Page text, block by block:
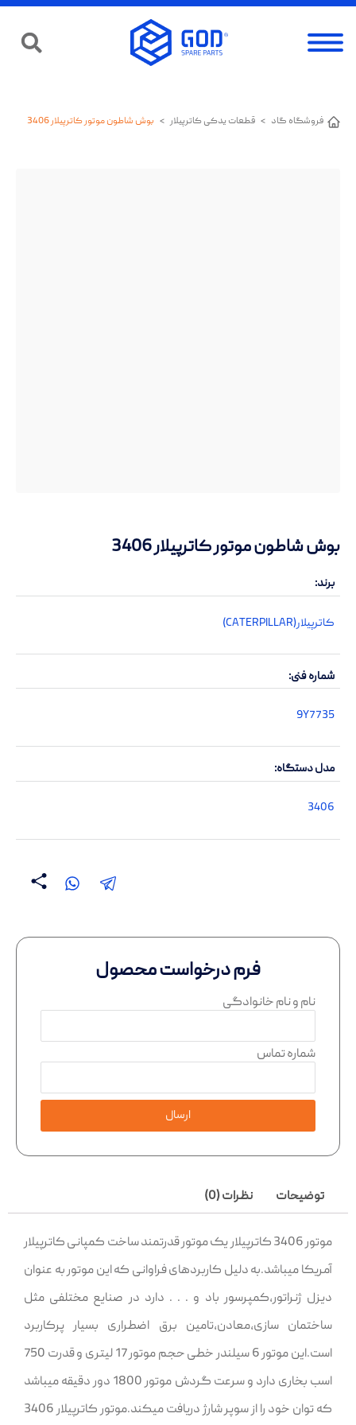
فروشگاه گاد > قطعات یدکی کاترپیلار > بوش شاطون موتور کاترپیلار 3406
بوش شاطون موتور کاترپیلار 3406
برند
کاترپیلار(CATERPILLAR)
شماره فنی
9Y7735
مدل دستگاه
3406
فرم درخواست محصول
نام و نام خانوادگی
شماره تماس
ارسال
توضیحات نظرات (0)
موتور 3406 کاترپیلار یک موتور قدرتمند ساخت کمپانی کاترپیلار
آمریکا میباشد.به دلیل کاربردهای فراوانی که این موتور به عنوان
دیزل ژنراتور,کمپرسور باد و . . . دارد در صنایع مختلفی مثل
ساختمان سازی,معادن,تامین برق اضطراری بسیار پرکاربرد
است.این موتور 6 سیلندر خطی حجم موتور 17 لیتری و قدرت 750
اسب بخاری دارد و سرعت گردش موتور 1800 دور دقیقه میباشد
که توان خود را از سوپر شارژ دریافت میکند.موتور کاترپیلار 3406